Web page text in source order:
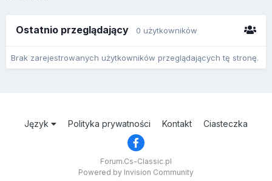
Ostatnio przeglądający 0 użytkowników
Brak zarejestrowanych użytkowników przeglądających tę stronę.
Język Polityka prywatności Kontakt Ciasteczka
Forum.Cs-Classic.pl
Powered by Invision Community